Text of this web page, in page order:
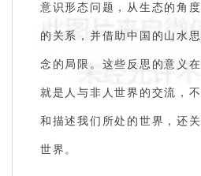
意识形态问题，从生态的角
的关系，并借助中国的山水
念的局限。这些反思的意义
就是人与非人世界的交流，
和描述我们所处的世界，还
世界。